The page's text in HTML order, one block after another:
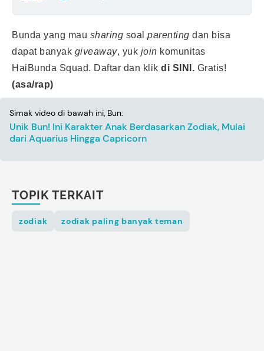
Bunda yang mau sharing soal parenting dan bisa
dapat banyak giveaway, yuk join komunitas
HaiBunda Squad. Daftar dan klik di SINI. Gratis!
(asa/rap)
Simak video di bawah ini, Bun:
Unik Bun! Ini Karakter Anak Berdasarkan Zodiak, Mulai
dari Aquarius Hingga Capricorn
TOPIK TERKAIT
zodiak zodiak paling banyak teman